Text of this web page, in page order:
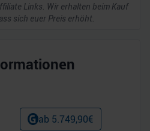
Links. Wir erhalten beim Kauf
sich euer Preis erhöht.
ab 5.749,90€